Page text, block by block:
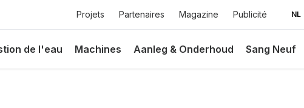
Top
Projets Partenaires Magazine Publicité NL
de l'eau Machines Aanleg & Onderhoud Sang Neuf